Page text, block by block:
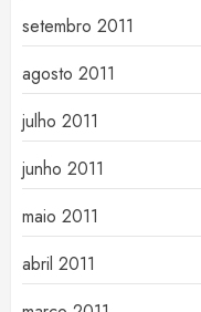
setembro 2011
agosto 2011
julho 2011
junho 2011
maio 2011
abril 2011